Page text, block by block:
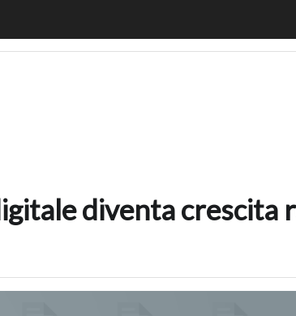
digitale diventa crescita reale: gli insight
diventa crescita